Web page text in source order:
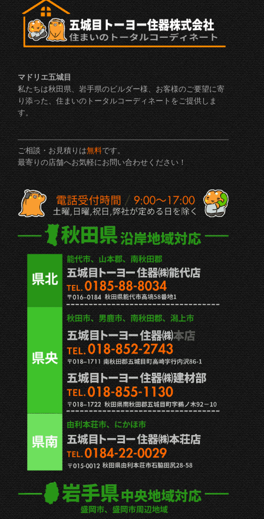
マドリエ五城目
私たちは秋田県、岩手県のビルダー様、お客様のご要望に寄
り添った、住まいのトータルコーディネートをご提供しま
す。
ご相談・お見積りは無料です。
最寄りの店舗へお気軽にお問い合わせください！